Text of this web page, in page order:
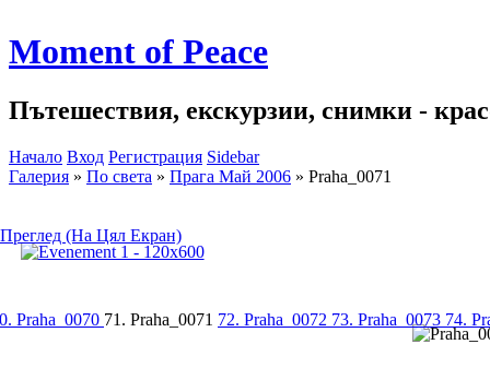
Moment of Peace
Пътешествия, екскурзии, снимки -
Начало Вход Регистрация Sidebar
Галерия » По света » Прага Май 2006 » Praha_0071
Преглед (На Цял Екран)
Praha_0070 71. Praha_0071 72. Praha_0072 73. Praha_0073 74.